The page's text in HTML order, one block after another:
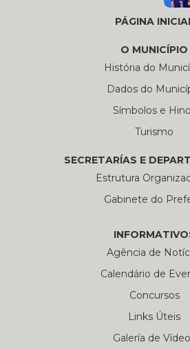
PÁGINA
O MUNICÍPIO
História do
Dados do
Símbolos e
Turismo
SECRETARÍAS E
Estrutura
Gabinete do
Agência de
Calendário de
Concursos
Links Úteis
Galería de